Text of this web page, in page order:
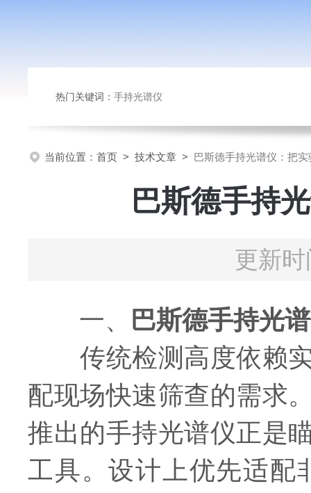
热门关键词： 手持光谱仪
当前位置： 首页 > 技术文章 > 巴斯德手持光谱仪：把
巴斯德手持
更新
一、
巴斯德手持光
传统检测高度依赖实
配现场快速筛查的需求
推出的手持光谱仪正是
工具。设计上优先适配